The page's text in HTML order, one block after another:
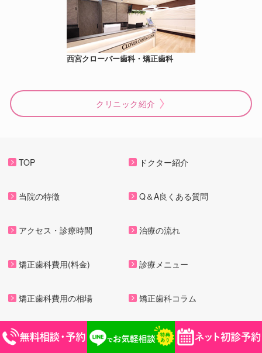
西宮クローバー歯科・矯正歯科
クリニック紹介
TOP ドクター紹介
当院の特徴 Q＆A良くある質問
アクセス・診療時間 治療の流れ
矯正歯科費用(料金) 診療メニュー
矯正歯科費用の相場 矯正歯科コラム
プライバシーポリシー